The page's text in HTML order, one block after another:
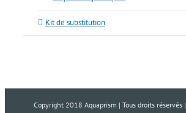
Kit de substitution
Copyright 2018 Aquaprism | Tous droits réservés |